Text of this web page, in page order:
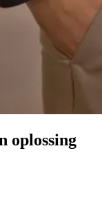
oplossing